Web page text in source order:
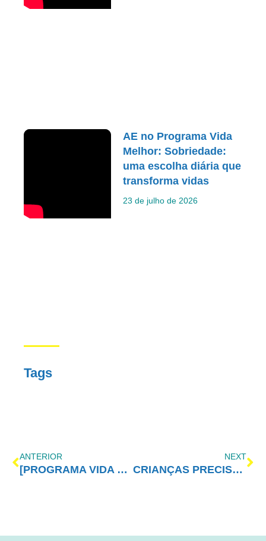
AE no Programa Vida
Melhor: Sobriedade:
uma escolha diária que
transforma vidas
23 de julho de 2026
Tags
ANTERIOR
[PROGRAMA VIDA MELHOR – REDEVIDA] – 30/05/2016
NEXT
CRIANÇAS PRECISAM SER FELIZES, NÃO DE SEREM AS MELHORES